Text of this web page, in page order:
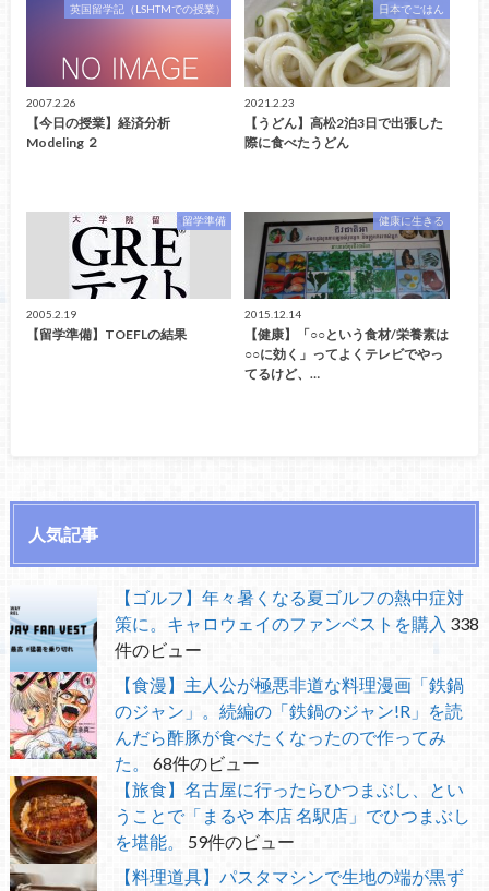
英国留学記（LSHTMでの授業）
2007.2.26
【今日の授業】経済分析
Modeling ２
日本でごはん
2021.2.23
【うどん】高松2泊3日で出張した
際に食べたうどん
留学準備
2005.2.19
【留学準備】TOEFLの結果
健康に生きる
2015.12.14
【健康】「○○という食材/栄養素は
○○に効く」ってよくテレビでやっ
てるけど、…
人気記事
【ゴルフ】年々暑くなる夏ゴルフの熱中症対
策に。キャロウェイのファンベストを購入 338
件のビュー
【食漫】主人公が極悪非道な料理漫画「鉄鍋
のジャン」。続編の「鉄鍋のジャン!R」を読
んだら酢豚が食べたくなったので作ってみ
た。
68件のビュー
【旅食】名古屋に行ったらひつまぶし、とい
うことで「まるや 本店 名駅店」でひつまぶし
を堪能。
59件のビュー
【料理道具】パスタマシンで生地の端が黒ず